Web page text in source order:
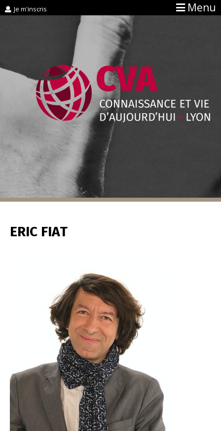
Je m'inscris Menu
ERIC FIAT